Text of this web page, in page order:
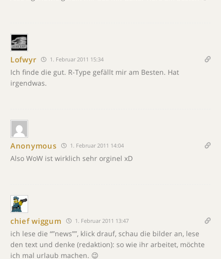
Lofwyr 1. Februar 2011 15:34
Ich finde die gut. R-Type gefällt mir am Besten. Hat
irgendwas.
Anonymous 1. Februar 2011 14:04
Also WoW ist wirklich sehr orginel xD
chief wiggum 1. Februar 2011 13:47
ich lese die “”news””, klick drauf, schau die bilder an, lese
den text und denke (redaktion): so wie ihr arbeitet, möchte
ich mal urlaub machen. 😉